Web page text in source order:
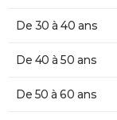
De 30 à 40 ans
De 40 à 50 ans
De 50 à 60 ans